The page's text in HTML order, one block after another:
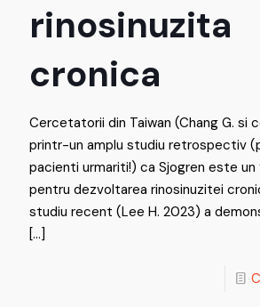
rinosinuzita
cronica
Cercetatorii din Taiwan (Chang G. si
printr-un amplu studiu retrospectiv
pacienti urmariti!) ca Sjogren este
pentru dezvoltarea rinosinuzitei
studiu recent (Lee H. 2023) a
[…]